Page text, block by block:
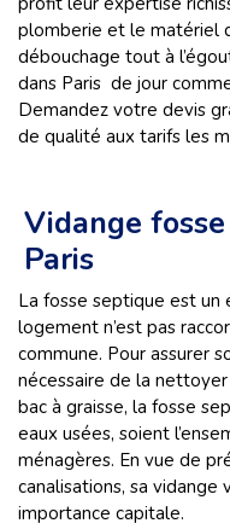
plomberie et le matériel
débouchage tout à
dans Paris de jour
Demandez votre devis
de qualité aux tarifs les
Vidange
Paris
La fosse septique est un
logement n’est pas
commune. Pour assurer
nécessaire de la
bac à graisse, la fosse
eaux usées, soient
ménagères. En vue de
canalisations, sa vidange
importance capitale.